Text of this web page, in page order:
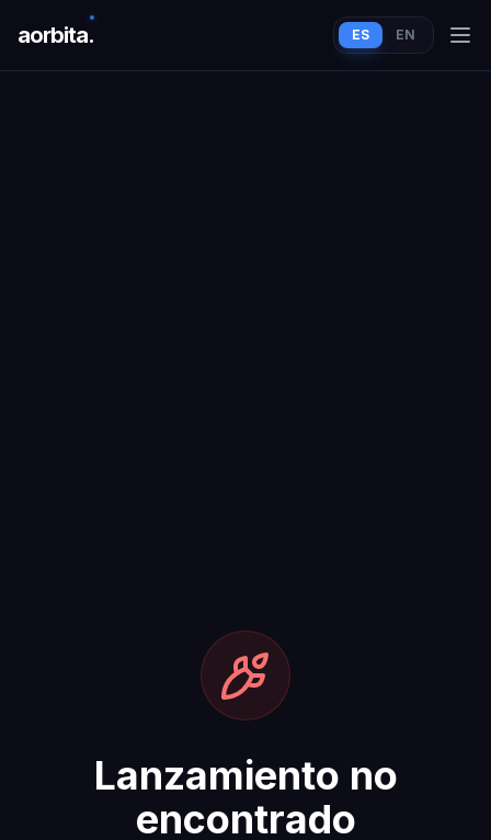
aorbita. ES EN
Lanzamiento no
encontrado